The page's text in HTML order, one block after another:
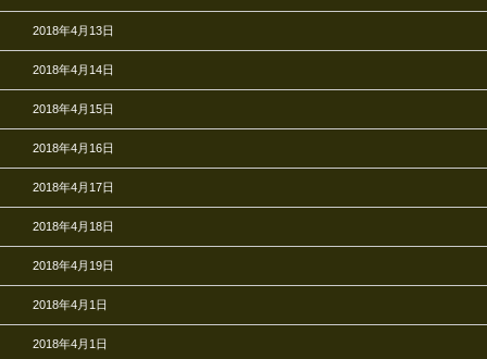
2018年4月13日
2018年4月14日
2018年4月15日
2018年4月16日
2018年4月17日
2018年4月18日
2018年4月19日
2018年4月1日
2018年4月1日